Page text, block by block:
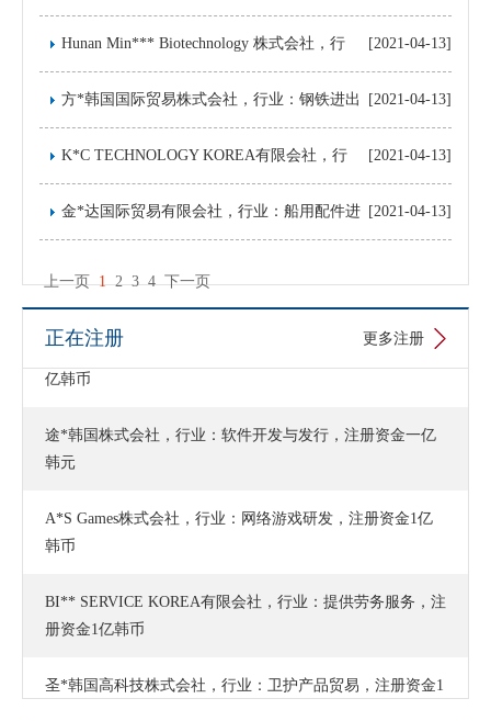
业：自动化测试机、探针卡、测试耗材的研
发，注册资金3亿韩币
[2021-04-13]
Hunan Min*** Biotechnology 株式会社，行
业：化妆品的研发及销售，注册资金100万人
民币
[2021-04-13]
方*韩国国际贸易株式会社，行业：钢铁进出
口，注册资金1亿韩币 [2021-04-13]
K*C TECHNOLOGY KOREA有限会社，行
业：计算机显示器的批发零售业，注册资金1 [2021-04-13]
金*达国际贸易有限会社，行业：船用配件进
上一页 1 2 3 4 下一页
正在注册 更多注册
方*韩国国际贸易株式会社，行业：钢铁进出口，注册资金1
亿韩币
途*韩国株式会社，行业：软件开发与发行，注册资金一亿
韩元
A*S Games株式会社，行业：网络游戏研发，注册资金1亿
韩币
BI** SERVICE KOREA有限会社，行业：提供劳务服务，注
册资金1亿韩币
圣*韩国高科技株式会社，行业：卫护产品贸易，注册资金1